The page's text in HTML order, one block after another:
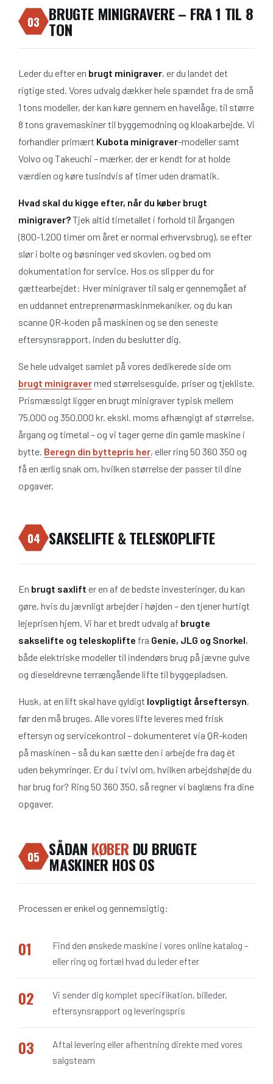
03 BRUGTE MINIGRAVERE – FRA 1 TIL 8
TON
Leder du efter en brugt minigraver, er du landet det
rigtige sted. Vores udvalg dækker hele spændet fra de små
1 tons modeller, der kan køre gennem en havelåge, til større
8 tons gravemaskiner til byggemodning og kloakarbejde. Vi
forhandler primært Kubota minigraver-modeller samt
Volvo og Takeuchi – mærker, der er kendt for at holde
værdien og køre tusindvis af timer uden dramatik.
Hvad skal du kigge efter, når du køber brugt
minigraver?Tjek altid timetallet i forhold til årgangen
(800-1.200 timer om året er normal erhvervsbrug), se efter
slør i bolte og bøsninger ved skovlen, og bed om
dokumentation for service. Hos os slipper du for
gættearbejdet: Hver minigraver til salg er gennemgået af
en uddannet entreprenørmaskinmekaniker, og du kan
scanne QR-koden på maskinen og se den seneste
eftersynsrapport, inden du beslutter dig.
Se hele udvalget samlet på vores dedikerede side om
brugt minigravermed størrelsesguide, priser og tjekliste.
Prismæssigt ligger en brugt minigraver typisk mellem
75.000 og 350.000 kr. ekskl. moms afhængigt af størrelse,
årgang og timetal – og vi tager gerne din gamle maskine i
bytte. Beregn din byttepris her, eller ring 50 360 350 og
få en ærlig snak om, hvilken størrelse der passer til dine
opgaver.
04 SAKSELIFTE & TELESKOPLIFTE
En brugt saxlift er en af de bedste investeringer, du kan
gøre, hvis du jævnligt arbejder i højden – den tjener hurtigt
lejeprisen hjem. Vi har et bredt udvalg af brugte
sakselifte og teleskoplifte fra Genie, JLG og Snorkel,
både elektriske modeller til indendørs brug på jævne gulve
og dieseldrevne terrængående lifte til byggepladsen.
Husk, at en lift skal have gyldigt lovpligtigt årseftersyn,
før den må bruges. Alle vores lifte leveres med frisk
eftersyn og servicekontrol – dokumenteret via QR-koden
på maskinen – så du kan sætte den i arbejde fra dag ét
uden bekymringer. Er du i tvivl om, hvilken arbejdshøjde du
har brug for? Ring 50 360 350, så regner vi baglæns fra dine
opgaver.
05 SÅDAN KØBER DU BRUGTE
MASKINER HOS OS
Processen er enkel og gennemsigtig:
Find den ønskede maskine i vores online katalog –
eller ring og fortæl hvad du leder efter
Vi sender dig komplet specifikation, billeder,
eftersynsrapport og leveringspris
Aftal levering eller afhentning direkte med vores
salgsteam